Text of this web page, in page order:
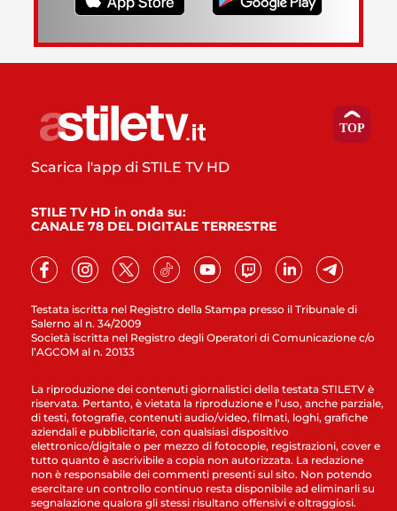
Testata iscritta nel Registro della Stampa presso il Tribunale di
Salerno al n. 34/2009
Società iscritta nel Registro degli Operatori di Comunicazione c/o
l’AGCOM al n. 20133
Scarica l'app di STILE TV HD
STILE TV HD in onda su:
CANALE 78 DEL DIGITALE TERRESTRE
La riproduzione dei contenuti giornalistici della testata STILETV è
riservata. Pertanto, è vietata la riproduzione e l’uso, anche parziale,
di testi, fotografie, contenuti audio/video, filmati, loghi, grafiche
aziendali e pubblicitarie, con qualsiasi dispositivo
elettronico/digitale o per mezzo di fotocopie, registrazioni, cover e
tutto quanto è ascrivibile a copia non autorizzata. La redazione
non è responsabile dei commenti presenti sul sito. Non potendo
esercitare un controllo continuo resta disponibile ad eliminarli su
segnalazione qualora gli stessi risultano offensivi e oltraggiosi.